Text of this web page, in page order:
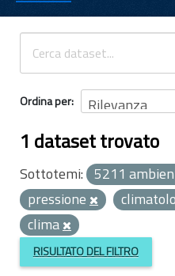
TEMI
INFORMAZIONI
Ordina per
1 dataset trovato
Sottotemi: 5211
pressione
clima
RISULTATO DEL FILTRO